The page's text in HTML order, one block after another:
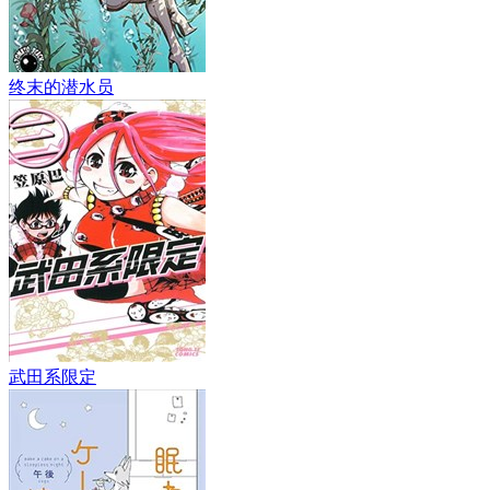
终末的潜水员
武田系限定